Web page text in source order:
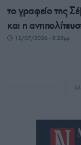
το γραφείο της
και η
12/07/2026 - 3:25μμ